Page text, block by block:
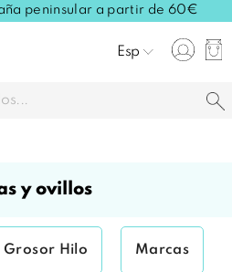
peninsular a partir de 60€
Esp
y ovillos
Grosor Hilo Marcas